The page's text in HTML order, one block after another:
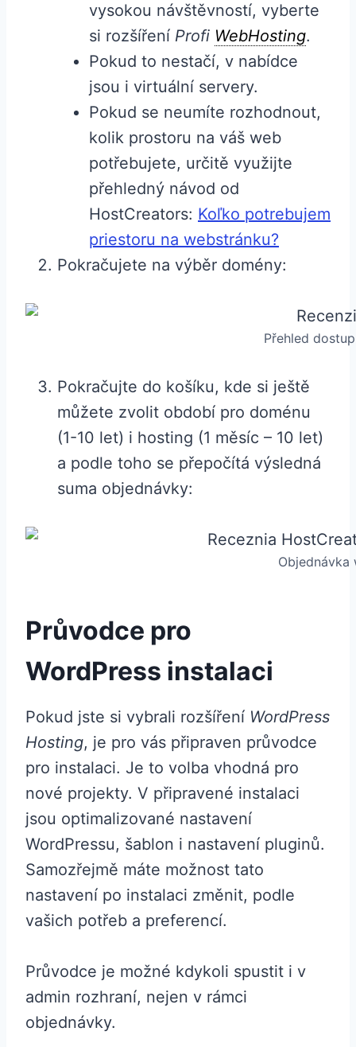
vysokou návštěvností, vyberte
si rozšíření Profi WebHosting.
Pokud to nestačí, v nabídce
jsou i virtuální servery.
Pokud se neumíte rozhodnout,
kolik prostoru na váš web
potřebujete, určitě využijte
přehledný návod od
HostCreators: Koľko potrebujem
priestoru na webstránku?
Pokračujete na výběr domény:
Přehled
Pokračujte do košíku, kde si ještě
můžete zvolit období pro doménu
(1-10 let) i hosting (1 měsíc – 10 let)
a podle toho se přepočítá výsledná
suma objednávky:
Objednávka
Průvodce pro
WordPress instalaci
Pokud jste si vybrali rozšíření WordPress
Hosting, je pro vás připraven průvodce
pro instalaci. Je to volba vhodná pro
nové projekty. V připravené instalaci
jsou optimalizované nastavení
WordPressu, šablon i nastavení pluginů.
Samozřejmě máte možnost tato
nastavení po instalaci změnit, podle
vašich potřeb a preferencí.
Průvodce je možné kdykoli spustit i v
admin rozhraní, nejen v rámci
objednávky.